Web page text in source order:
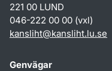
221 00 LUND
046-222 00 00 (vxl)
kansliht@kansliht.lu.se
Genvägar